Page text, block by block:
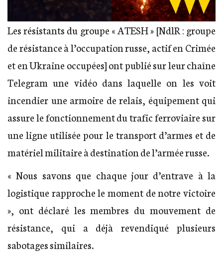
Les résistants du groupe « ATESH » [NdlR : groupe
de résistance à l’occupation russe, actif en Crimée
et en Ukraine occupées] ont publié sur leur chaîne
Telegram une vidéo dans laquelle on les voit
incendier une armoire de relais, équipement qui
assure le fonctionnement du trafic ferroviaire sur
une ligne utilisée pour le transport d’armes et de
matériel militaire à destination de l’armée russe.
« Nous savons que chaque jour d’entrave à la
logistique rapproche le moment de notre victoire
», ont déclaré les membres du mouvement de
résistance, qui a déjà revendiqué plusieurs
sabotages similaires.